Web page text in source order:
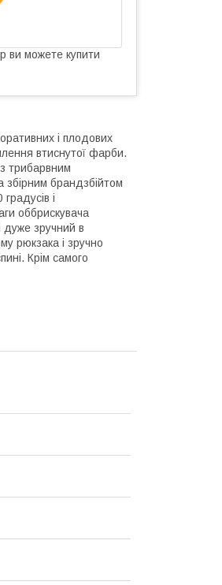
ви можете купити
і плодових
втиснутої фарби.
трибарвним
брандзбійтом
і
оббрискувача
дуже зручний в
рюкзака і зручно
Крім самого